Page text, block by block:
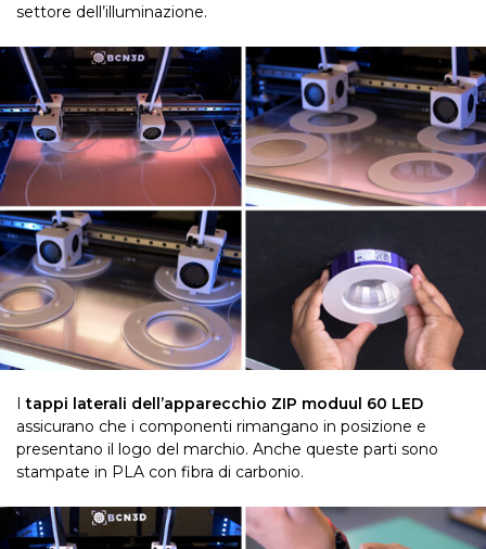
settore dell’illuminazione.
Itappi laterali dell’apparecchio ZIP moduul 60 LED
assicurano che i componenti rimangano in posizione e
presentano il logo del marchio. Anche queste parti sono
stampate in PLA con fibra di carbonio.